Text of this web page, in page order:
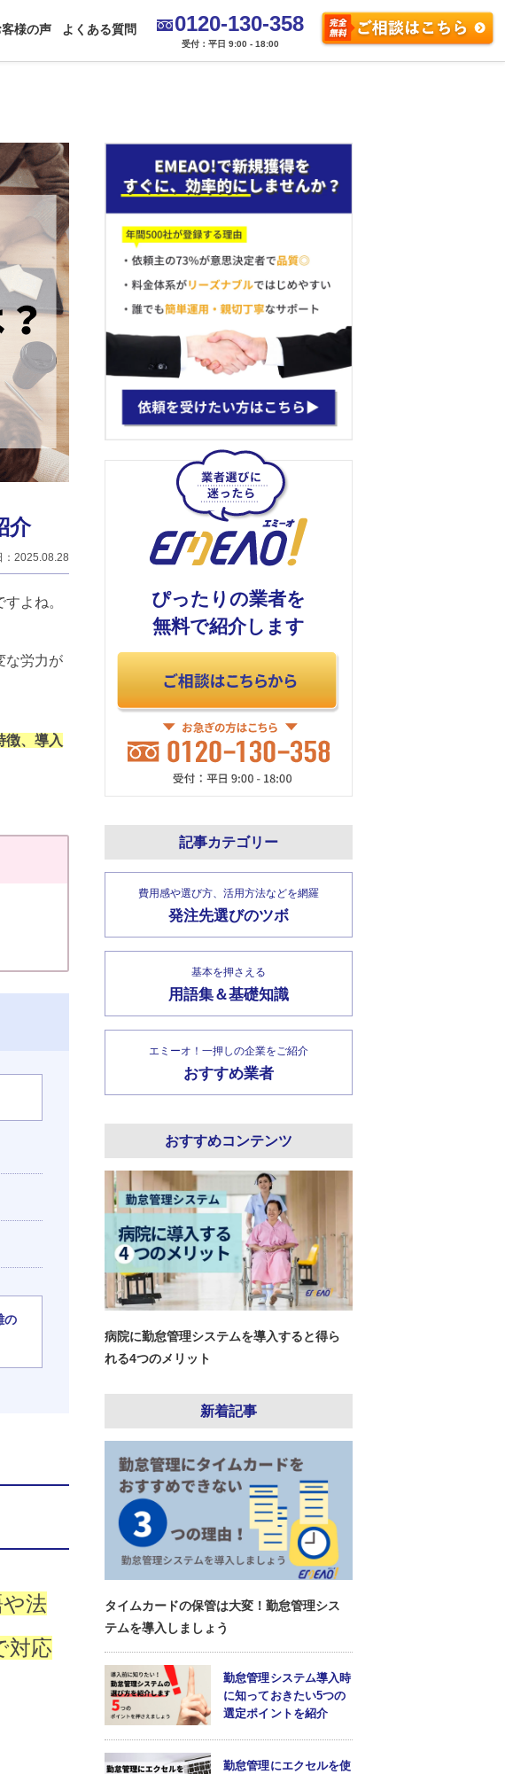
客様の声 よくある質問 0120-130-358
受付：平日 9:00 - 18:00
介
2025.08.28
よね。
な労力が
徴、導入
の
法
対応
ぴったりの業者を
無料で紹介します
記事カテゴリー
費用感や選び方、活用方法などを網羅
発注先選びのツボ
基本を押さえる
用語集＆基礎知識
エミーオ！一押しの企業をご紹介
おすすめ業者
おすすめコンテンツ
病院に勤怠管理システムを導入すると得ら
れる4つのメリット
新着記事
タイムカードの保管は大変！勤怠管理シス
テムを導入しましょう
勤怠管理システム導入時
に知っておきたい5つの
選定ポイントを紹介
勤怠管理にエクセルを使